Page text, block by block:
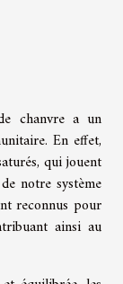
chanvre a un
En effet,
qui jouent
notre système
reconnus pour
ainsi au